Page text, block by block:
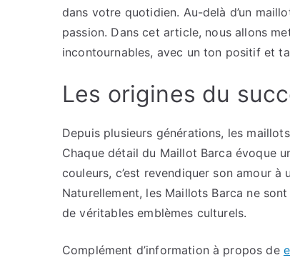
dans votre quotidien. Au-delà d’un
passion. Dans cet article, nous allons
incontournables, avec un ton positif et
Les origines du
Depuis plusieurs générations, les
Chaque détail du Maillot Barca évoque
couleurs, c’est revendiquer son amour
Naturellement, les Maillots Barca ne
de véritables emblèmes culturels.
Complément d’information à propos de